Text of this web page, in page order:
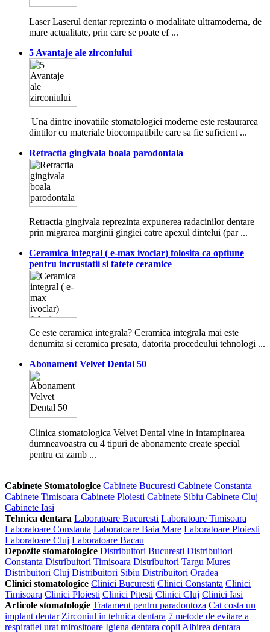
Laser Laserul dentar reprezinta o modalitate ultramoderna, de
mare actualitate, prin care se poate ef ...
5 Avantaje ale zirconiului
Una dintre inovatiile stomatologiei moderne este restaurarea
dintilor cu materiale biocompatibile care sa fie suficient ...
Retractia gingivala boala parodontala
Retractia gingivala reprezinta expunerea radacinilor dentare
prin migrarea marginii gingiei catre apexul dintelui (par ...
Ceramica integral ( e-max ivoclar) folosita ca optiune
pentru incrustatii si fatete ceramice
Ce este ceramica integrala? Ceramica integrala mai este
denumita si ceramica presata, datorita procedeului tehnologi ...
Abonament Velvet Dental 50
Clinica stomatologica Velvet Dental vine in intampinarea
dumneavoastra cu 4 tipuri de abonamente create special
pentru ca zamb ...
Cabinete Stomatologice Cabinete Bucuresti Cabinete Constanta
Cabinete Timisoara Cabinete Ploiesti Cabinete Sibiu Cabinete Cluj
Cabinete Iasi
Tehnica dentara Laboratoare Bucuresti Laboratoare Timisoara
Laboratoare Constanta Laboratoare Baia Mare Laboratoare Ploiesti
Laboratoare Cluj Laboratoare Bacau
Depozite stomatologice Distribuitori Bucuresti Distribuitori
Constanta Distribuitori Timisoara Distribuitori Targu Mures
Distribuitori Cluj Distribuitori Sibiu Distribuitori Oradea
Clinici stomatologice Clinici Bucuresti Clinici Constanta Clinici
Timisoara Clinici Ploiesti Clinici Pitesti Clinici Cluj Clinici Iasi
Articole stomatologie Tratament pentru paradontoza Cat costa un
implant dentar Zirconiul in tehnica dentara 7 metode de evitare a
respiratiei urat mirositoare Igiena dentara copii Albirea dentara